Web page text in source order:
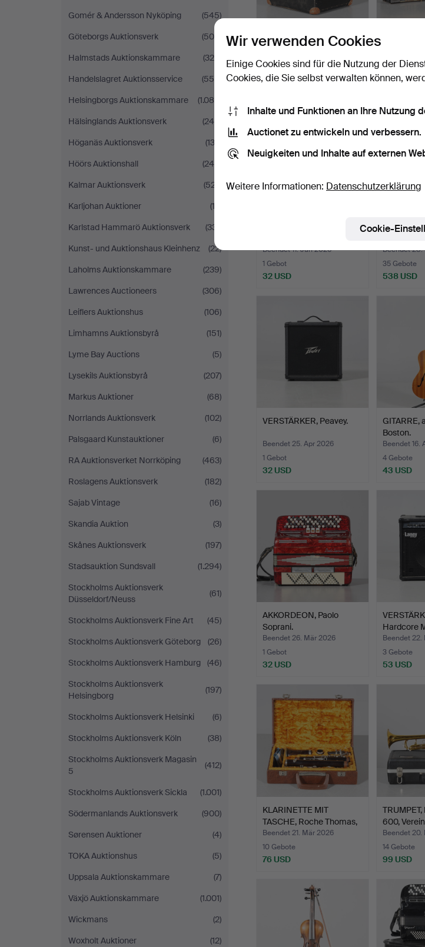
Gomér & Andersson Nyköping
(545)
Göteborgs Auktionsverk
(509)
Halmstads Auktionskammare
(328)
Handelslagret Auktionsservice
(556)
Helsingborgs Auktionskammare
(1.086)
Hälsinglands Auktionsverk
(248)
Höganäs Auktionsverk
(132)
Höörs Auktionshall
(245)
Kalmar Auktionsverk
(527)
Karljohan Auktioner
(13)
Karlstad Hammarö Auktionsverk
(331)
Kunst- und Auktionshaus Kleinhenz
(22)
Laholms Auktionskammare
(239)
Lawrences Auctioneers
(306)
Leiflers Auktionshus
(106)
Limhamns Auktionsbyrå
(151)
Lyme Bay Auctions
(5)
Lysekils Auktionsbyrå
(207)
Markus Auktioner
(68)
Norrlands Auktionsverk
(102)
Palsgaard Kunstauktioner
(6)
RA Auktionsverket Norrköping
(463)
Roslagens Auktionsverk
(182)
Sajab Vintage
(16)
Skandia Auktion
(3)
Skånes Auktionsverk
(197)
Stadsauktion Sundsvall
(1.294)
Stockholms Auktionsverk
Düsseldorf/Neuss
(61)
Stockholms Auktionsverk Fine Art
(45)
Stockholms Auktionsverk Göteborg
(26)
Stockholms Auktionsverk Hamburg
(46)
Stockholms Auktionsverk
Helsingborg
(197)
Stockholms Auktionsverk Helsinki
(6)
Stockholms Auktionsverk Köln
(38)
Stockholms Auktionsverk Magasin
5
(412)
Stockholms Auktionsverk Sickla
(1.001)
Södermanlands Auktionsverk
(900)
Sørensen Auktioner
(4)
TOKA Auktionshus
(5)
Uppsala Auktionskammare
(7)
Växjö Auktionskammare
(1.001)
Wickmans
(2)
Woxholt Auktioner
(12)
Royal Standard.
1 Gebot
32 USD
3 Gebote
43 USD
Beendet 11. Jun 2026
1 Gebot
32 USD
GITARRE,
Beendet
35 Gebote
538 USD
VERSTÄRKER, Peavey.
Beendet 25. Apr 2026
1 Gebot
32 USD
GITARRE,
Boston.
Beendet 16.
4 Gebote
43 USD
AKKORDEON, Paolo
Soprani.
Beendet 26. Mär 2026
1 Gebot
32 USD
Hardcore
Beendet 22.
3 Gebote
53 USD
KLARINETTE MIT
TASCHE, Roche Thomas,
Marig…
Beendet 21. Mär 2026
10 Gebote
76 USD
600,
Beendet 20.
14 Gebote
99 USD
Wir verwenden Cookies
Einige Cookies sind für die Nutzung der
Cookies, die Sie selbst verwalten können,
Inhalte und Funktionen an Ihre Nutzung
Auctionet zu entwickeln und verbessern.
Neuigkeiten und Inhalte auf externen
Weitere Informationen: Datenschutzerklärung
Cookie-